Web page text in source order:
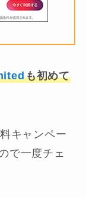
も初めて
キャンペー
で一度チェ